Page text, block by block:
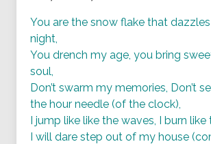
You are the snow flake that
night,
You drench my age, you bring
soul,
Don’t swarm my memories, Don’t
the hour needle (of the clock),
I jump like like the waves, I burn like
I will dare step out of my house